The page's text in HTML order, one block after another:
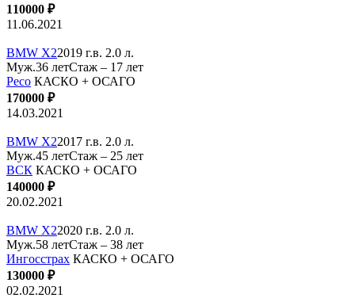
110000 ₽
11.06.2021
BMW X22019 г.в. 2.0 л.
Муж.36 летСтаж – 17 лет
Ресо КАСКО + ОСАГО
170000 ₽
14.03.2021
BMW X22017 г.в. 2.0 л.
Муж.45 летСтаж – 25 лет
ВСК КАСКО + ОСАГО
140000 ₽
20.02.2021
BMW X22020 г.в. 2.0 л.
Муж.58 летСтаж – 38 лет
Ингосстрах КАСКО + ОСАГО
130000 ₽
02.02.2021